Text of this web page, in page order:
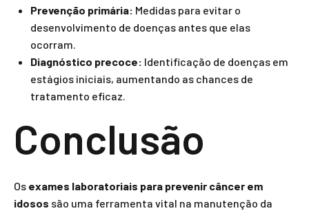
Prevenção primária: Medidas para evitar o
desenvolvimento de doenças antes que elas
ocorram.
Diagnóstico precoce: Identificação de doenças em
estágios iniciais, aumentando as chances de
tratamento eficaz.
Conclusão
Os exames laboratoriais para prevenir câncer em
idosos são uma ferramenta vital na manutenção da